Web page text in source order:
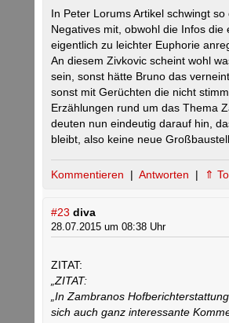
In Peter Lorums Artikel schwingt so
Negatives mit, obwohl die Infos die
eigentlich zu leichter Euphorie
An diesem Zivkovic scheint wohl
sein, sonst hätte Bruno das
sonst mit Gerüchten die nicht
Erzählungen rund um das Thema
deuten nun eindeutig darauf hin,
bleibt, also keine neue
Kommentieren | Antworten | ⇑
#23 diva
28.07.2015 um 08:38 Uhr
ZITAT:
„ZITAT:
„In Zambranos
sich auch ganz interessante